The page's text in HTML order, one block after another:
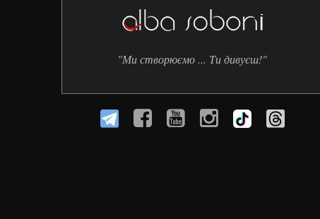
"Ми створюємо ... Ти дивуєш!"